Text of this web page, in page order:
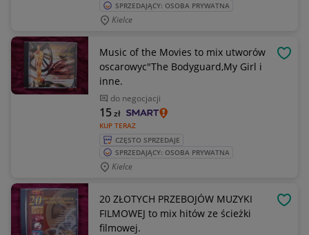
SPRZEDAJĄCY: OSOBA PRYWATNA
Kielce
Music of the Movies to mix utworów
oscarowyc"The Bodyguard,My Girl i
inne.
do negocjacji
KUP TERAZ
15zł
CZĘSTO SPRZEDAJE
SPRZEDAJĄCY: OSOBA PRYWATNA
Kielce
20 ZŁOTYCH PRZEBOJÓW MUZYKI
FILMOWEJ to mix hitów ze ścieżki
filmowej.